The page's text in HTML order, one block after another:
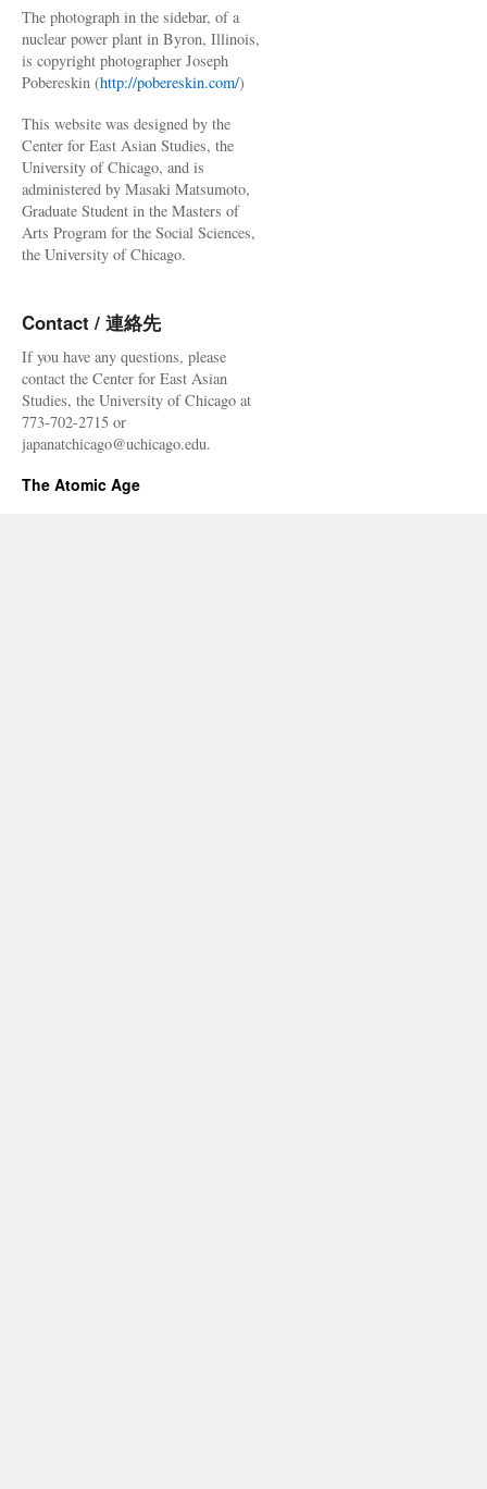
The photograph in the sidebar, of a
nuclear power plant in Byron, Illinois,
is copyright photographer Joseph
Pobereskin (http://pobereskin.com/)
This website was designed by the
Center for East Asian Studies, the
University of Chicago, and is
administered by Masaki Matsumoto,
Graduate Student in the Masters of
Arts Program for the Social Sciences,
the University of Chicago.
Contact / 連絡先
If you have any questions, please
contact the Center for East Asian
Studies, the University of Chicago at
773-702-2715 or
japanatchicago@uchicago.edu.
The Atomic Age